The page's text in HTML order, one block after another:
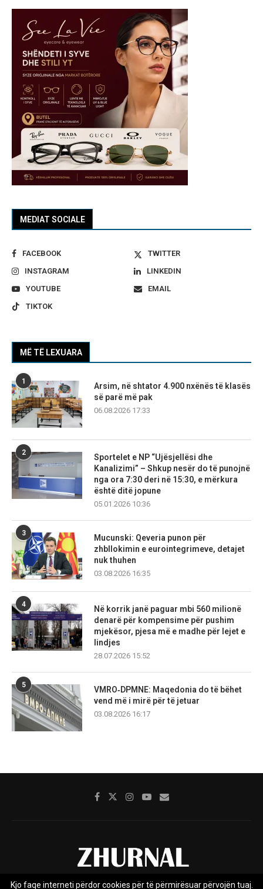
MEDIAT SOCIALE
FACEBOOK
TWITTER
INSTAGRAM
LINKEDIN
YOUTUBE
EMAIL
TIKTOK
MË TË LEXUARA
1
Arsim, në shtator 4.900 nxënës të klasës
së parë më pak
06.08.2026 17:33
2
Sportelet e NP “Ujësjellësi dhe
Kanalizimi” – Shkup nesër do të punojnë
nga ora 7:30 deri në 15:30, e mërkura
është ditë jopune
05.01.2026 10:36
3
Mucunski: Qeveria punon për
zhbllokimin e eurointegrimeve, detajet
nuk thuhen
03.08.2026 16:35
4
Në korrik janë paguar mbi 560 milionë
denarë për kompensime për pushim
mjekësor, pjesa më e madhe për lejet e
lindjes
28.07.2026 15:52
5
VMRO‑DPMNE: Maqedonia do të bëhet
vend më i mirë për të jetuar
03.08.2026 16:17
Kjo faqe interneti përdor cookies për të përmirësuar përvojën tuaj.